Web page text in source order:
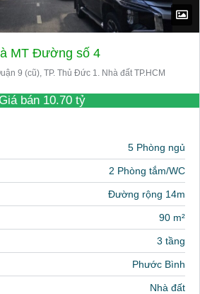
MT Đường số 4
9 (cũ), TP. Thủ Đức 1. Nhà đất TP.HCM
Giá bán 10.70 tỷ
5 Phòng ngủ
2 Phòng tắm/WC
Đường rộng 14m
90 m²
3 tầng
Phước Bình
Nhà đất